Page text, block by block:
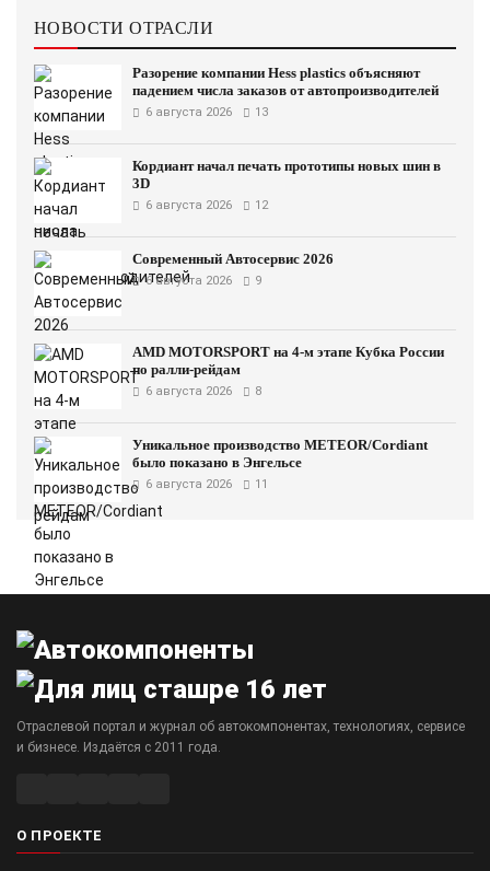
НОВОСТИ ОТРАСЛИ
Разорение компании Hess plastics объясняют
падением числа заказов от автопроизводителей
6 августа 2026 13
Кордиант начал печать прототипы новых шин в
3D
6 августа 2026 12
Современный Автосервис 2026
6 августа 2026 9
AMD MOTORSPORT на 4-м этапе Кубка России
по ралли-рейдам
6 августа 2026 8
Уникальное производство METEOR/Cordiant
было показано в Энгельсе
6 августа 2026 11
Отраслевой портал и журнал об автокомпонентах, технологиях, сервисе
и бизнесе. Издаётся с 2011 года.
О ПРОЕКТЕ